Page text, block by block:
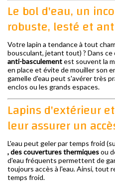
Le bol d'eau, un
robuste, lesté et
Votre lapin a tendance à tout
bousculant, jetant tout) ? Dans ce
anti-basculementest souvent la
en place et évite de mouiller son
gamelle d'eau peut s'avérer très
enclos ou les grands espaces.
Lapins d'extérieur
leur assurer un
L'eau peut geler par temps froid
, des couvertures thermiquesou
d'eau fréquents permettent de
toujours accès à l'eau. Ainsi, tout
temps froid.